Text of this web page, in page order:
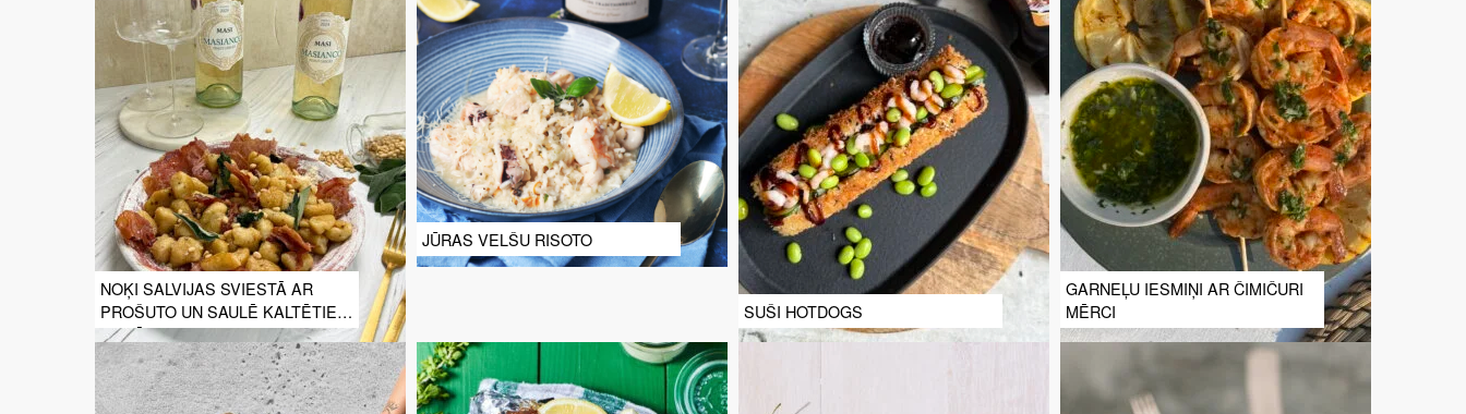
NOĶI SALVIJAS SVIESTĀ AR
PROŠUTO UN SAULĒ KALTĒTIEM
TOMĀTIEM
JŪRAS VELŠU RISOTO
SUŠI HOTDOGS
GARNEĻU IESMIŅI AR ČIMIČURI
MĒRCI